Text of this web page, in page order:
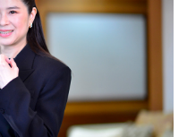
ยว การแข่งขันและการ
องห่วงโซ่อุปทาน และ
ประสิทธิภาพการค้า ลด
ม่ให้ผู้ประกอบการไทย
งการค้าไปยังตลาดโลก